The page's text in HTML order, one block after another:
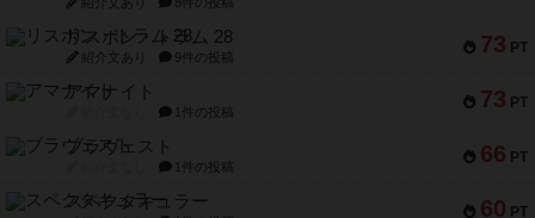
73 PT
リスボン・トラム 28
紹介文あり 9件の投稿
73 PT
アマナイト
1件の投稿
66 PT
ブラヴェスト
1件の投稿
60 PT
スペクタキュラー